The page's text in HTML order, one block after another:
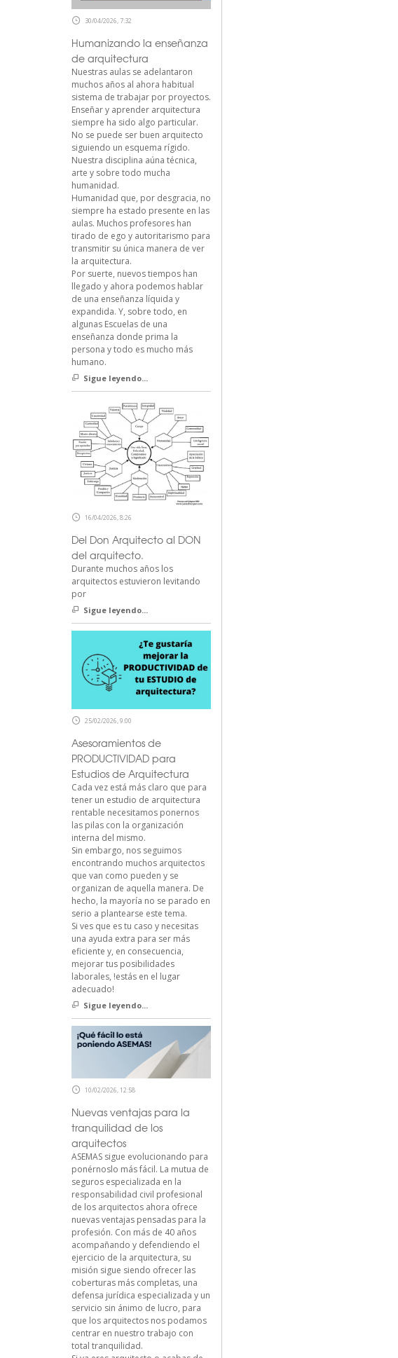
30/04/2026, 7:32
Humanizando la enseñanza
de arquitectura
Nuestras aulas se adelantaron
muchos años al ahora habitual
sistema de trabajar por proyectos.
Enseñar y aprender arquitectura
siempre ha sido algo particular.
No se puede ser buen arquitecto
siguiendo un esquema rígido.
Nuestra disciplina aúna técnica,
arte y sobre todo mucha
humanidad.
Humanidad que, por desgracia, no
siempre ha estado presente en las
aulas. Muchos profesores han
tirado de ego y autoritarismo para
transmitir su única manera de ver
la arquitectura.
Por suerte, nuevos tiempos han
llegado y ahora podemos hablar
de una enseñanza líquida y
expandida. Y, sobre todo, en
algunas Escuelas de una
enseñanza donde prima la
persona y todo es mucho más
humano.
Sigue leyendo...
16/04/2026, 8:26
Del Don Arquitecto al DON
del arquitecto.
Durante muchos años los
arquitectos estuvieron levitando
por
Sigue leyendo...
25/02/2026, 9:00
Asesoramientos de
PRODUCTIVIDAD para
Estudios de Arquitectura
Cada vez está más claro que para
tener un estudio de arquitectura
rentable necesitamos ponernos
las pilas con la organización
interna del mismo.
Sin embargo, nos seguimos
encontrando muchos arquitectos
que van como pueden y se
organizan de aquella manera. De
hecho, la mayoría no se parado en
serio a plantearse este tema.
Si ves que es tu caso y necesitas
una ayuda extra para ser más
eficiente y, en consecuencia,
mejorar tus posibilidades
laborales, !estás en el lugar
adecuado!
Sigue leyendo...
10/02/2026, 12:58
Nuevas ventajas para la
tranquilidad de los
arquitectos
ASEMAS sigue evolucionando para
ponérnoslo más fácil. La mutua de
seguros especializada en la
responsabilidad civil profesional
de los arquitectos ahora ofrece
nuevas ventajas pensadas para la
profesión. Con más de 40 años
acompañando y defendiendo el
ejercicio de la arquitectura, su
misión sigue siendo ofrecer las
coberturas más completas, una
defensa jurídica especializada y un
servicio sin ánimo de lucro, para
que los arquitectos nos podamos
centrar en nuestro trabajo con
total tranquilidad.